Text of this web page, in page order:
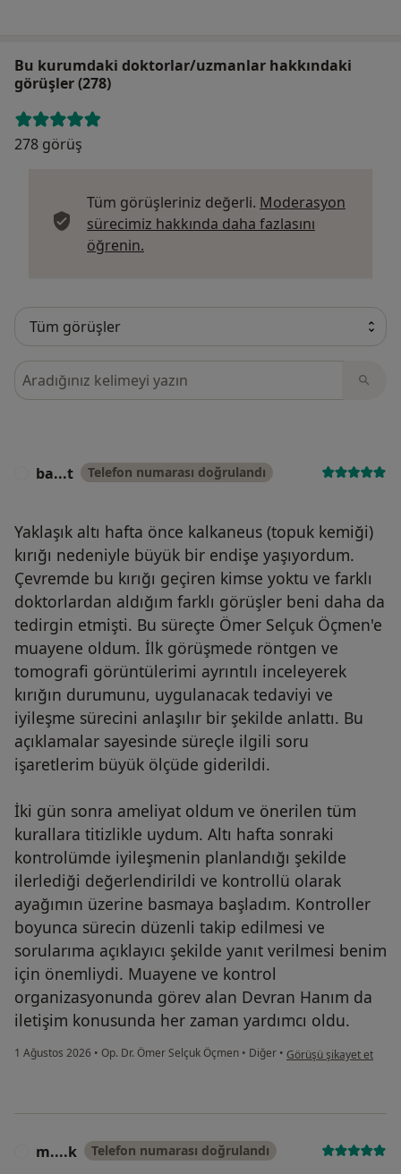
Bu kurumdaki doktorlar/uzmanlar hakkındaki
görüşler (278)
278 görüş
Tüm görüşleriniz değerli. Moderasyon
sürecimiz hakkında daha fazlasını
öğrenin.
Görüşler içerisinde ara
ba...t Telefon numarası doğrulandı
Yaklaşık altı hafta önce kalkaneus (topuk kemiği)
kırığı nedeniyle büyük bir endişe yaşıyordum.
Çevremde bu kırığı geçiren kimse yoktu ve farklı
doktorlardan aldığım farklı görüşler beni daha da
tedirgin etmişti. Bu süreçte Ömer Selçuk Öçmen'e
muayene oldum. İlk görüşmede röntgen ve
tomografi görüntülerimi ayrıntılı inceleyerek
kırığın durumunu, uygulanacak tedaviyi ve
iyileşme sürecini anlaşılır bir şekilde anlattı. Bu
açıklamalar sayesinde süreçle ilgili soru
işaretlerim büyük ölçüde giderildi.
İki gün sonra ameliyat oldum ve önerilen tüm
kurallara titizlikle uydum. Altı hafta sonraki
kontrolümde iyileşmenin planlandığı şekilde
ilerlediği değerlendirildi ve kontrollü olarak
ayağımın üzerine basmaya başladım. Kontroller
boyunca sürecin düzenli takip edilmesi ve
sorularıma açıklayıcı şekilde yanıt verilmesi benim
için önemliydi. Muayene ve kontrol
organizasyonunda görev alan Devran Hanım da
iletişim konusunda her zaman yardımcı oldu.
1 Ağustos 2026 • Op. Dr. Ömer Selçuk Öçmen • Diğer • kullanıcının görüşüne
Görüşü şikayet et
m....k Telefon numarası doğrulandı